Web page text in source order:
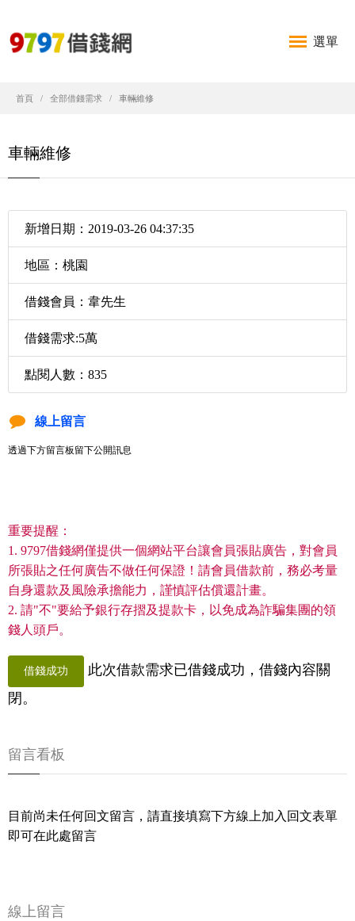
選單
首頁 全部借錢需求 車輛維修
車輛維修
新增日期：2019-03-26 04:37:35
地區：桃園
借錢會員：韋先生
借錢需求:5萬
點閱人數：835
線上留言
透過下方留言板留下公開訊息
重要提醒：
1. 9797借錢網僅提供一個網站平台讓會員張貼廣告，對會員
所張貼之任何廣告不做任何保證！請會員借款前，務必考量
自身還款及風險承擔能力，謹慎評估償還計畫。
2. 請"不"要給予銀行存摺及提款卡，以免成為詐騙集團的領
錢人頭戶。
借錢成功
此次借款需求已借錢成功，借錢內容關
閉。
留言看板
目前尚未任何回文留言，請直接填寫下方線上加入回文表單
即可在此處留言
線上留言